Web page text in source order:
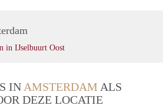
in IJselbuurt Oost
IN AMSTERDAM ALS
DEZE LOCATIE